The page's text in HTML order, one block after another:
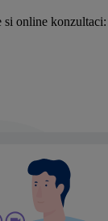
si online